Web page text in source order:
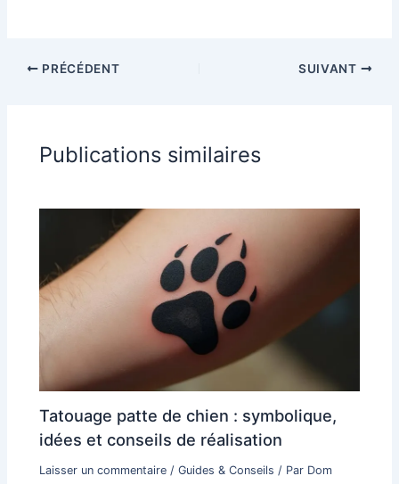
PRÉCÉDENT SUIVANT
Publications similaires
Tatouage patte de chien : symbolique,
idées et conseils de réalisation
Laisser un commentaire /Guides & Conseils / Par Dom